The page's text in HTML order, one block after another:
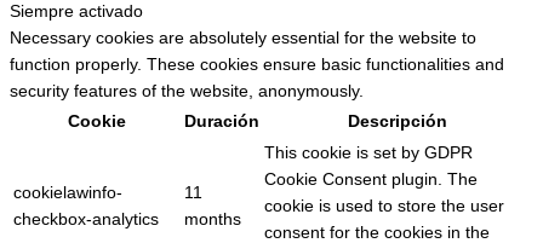
Siempre activado
Necessary cookies are absolutely essential for the website to
function properly. These cookies ensure basic functionalities and
security features of the website, anonymously.
Cookie
Duración Descripción
cookielawinfo-
checkbox-analytics
11
months
This cookie is set by GDPR
Cookie Consent plugin. The
cookie is used to store the user
consent for the cookies in the